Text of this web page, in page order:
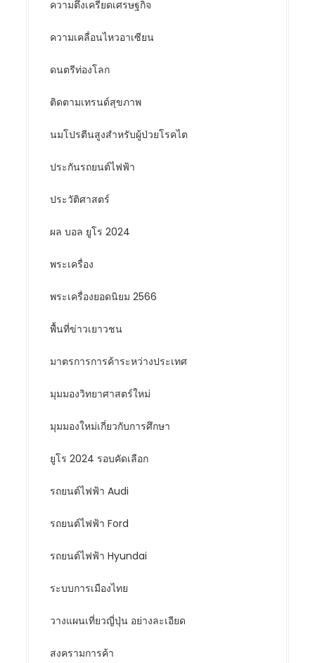
ความตึงเครียดเศรษฐกิจ
ความเคลื่อนไหวอาเซียน
ดนตรีท่องโลก
ติดตามเทรนด์สุขภาพ
นมโปรตีนสูงสำหรับผู้ป่วยโรคไต
ประกันรถยนต์ไฟฟ้า
ประวัติศาสตร์
ผล บอล ยูโร 2024
พระเครื่อง
พระเครื่องยอดนิยม 2566
พื้นที่ข่าวเยาวชน
มาตรการการค้าระหว่างประเทศ
มุมมองวิทยาศาสตร์ใหม่
มุมมองใหม่เกี่ยวกับการศึกษา
ยูโร 2024 รอบคัดเลือก
รถยนต์ไฟฟ้า Audi
รถยนต์ไฟฟ้า Ford
รถยนต์ไฟฟ้า Hyundai
ระบบการเมืองไทย
วางแผนเที่ยวญี่ปุ่น อย่างละเอียด
สงครามการค้า